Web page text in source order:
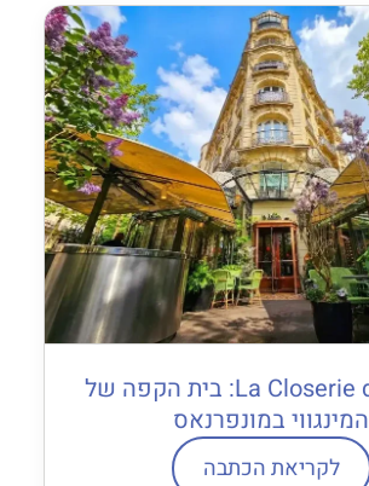
La Closerie des Lilas: בית הקפה של
המינגווי במונפרנאס
לקריאת הכתבה